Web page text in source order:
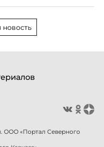
ООО «Портал Северного